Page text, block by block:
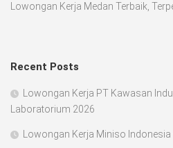
Lowongan Kerja Medan Terbaik,
Recent Posts
Lowongan Kerja PT Kawasan
Laboratorium 2026
Lowongan Kerja Miniso